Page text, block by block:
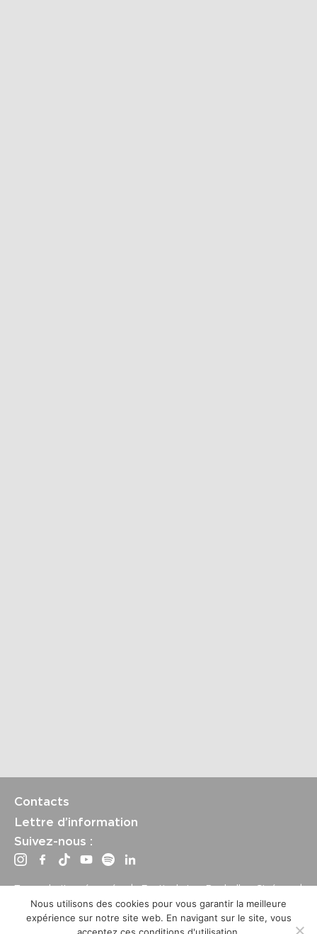
Contacts
Lettre d’information
Suivez-nous :
Tous droits réservés | Festival La Rochelle Cinéma |
International Film Festival – Mentions légales –Conditions
générales de vente
Crédits site : Marine Breton, design ;Etienne Delcambre,
Nous utilisons des cookies pour vous garantir la meilleure
expérience sur notre site web. En navigant sur le site, vous